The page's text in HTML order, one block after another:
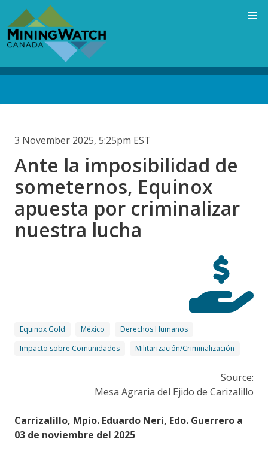
main
content
3 November 2025, 5:25pm EST
Ante la imposibilidad de
someternos, Equinox
apuesta por criminalizar
nuestra lucha
Equinox Gold México
Derechos Humanos
Impacto sobre Comunidades
Militarización/Criminalización
Source:
Mesa Agraria del Ejido de Carizalillo
Carrizalillo, Mpio. Eduardo Neri, Edo. Guerrero a
03 de noviembre del 2025